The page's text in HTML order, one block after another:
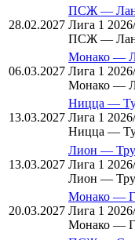
28.02.2027
ПСЖ —
Лига 1
ПСЖ —
06.03.2027
Монако —
Лига 1
Монако —
13.03.2027
Ницца —
Лига 1
Ницца —
13.03.2027
Лион —
Лига 1
Лион —
20.03.2027
Монако —
Лига 1
Монако —